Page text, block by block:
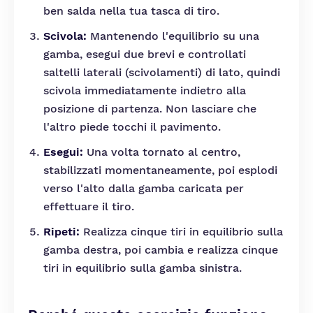
ben salda nella tua tasca di tiro.
Scivola: Mantenendo l'equilibrio su una
gamba, esegui due brevi e controllati
saltelli laterali (scivolamenti) di lato, quindi
scivola immediatamente indietro alla
posizione di partenza. Non lasciare che
l'altro piede tocchi il pavimento.
Esegui: Una volta tornato al centro,
stabilizzati momentaneamente, poi esplodi
verso l'alto dalla gamba caricata per
effettuare il tiro.
Ripeti: Realizza cinque tiri in equilibrio sulla
gamba destra, poi cambia e realizza cinque
tiri in equilibrio sulla gamba sinistra.